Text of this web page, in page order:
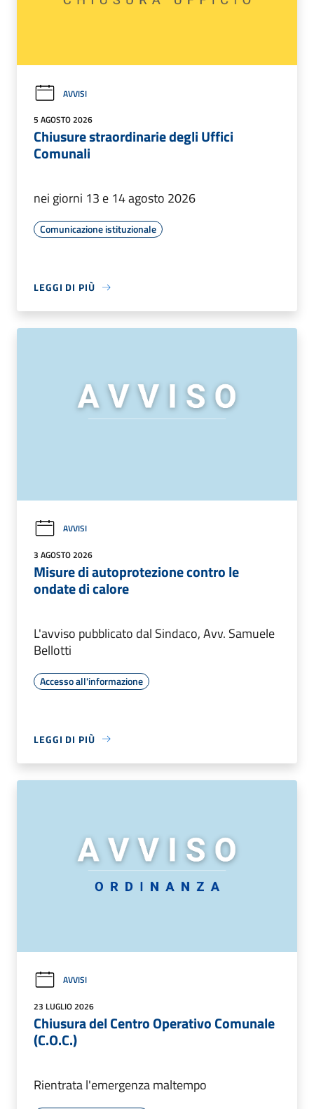
AVVISI
5 AGOSTO 2026
Chiusure straordinarie degli Uffici
Comunali
nei giorni 13 e 14 agosto 2026
Comunicazione istituzionale
LEGGI DI PIÙ
AVVISI
3 AGOSTO 2026
Misure di autoprotezione contro le
ondate di calore
L'avviso pubblicato dal Sindaco, Avv. Samuele
Bellotti
Accesso all'informazione
LEGGI DI PIÙ
AVVISI
23 LUGLIO 2026
Chiusura del Centro Operativo Comunale
(C.O.C.)
Rientrata l'emergenza maltempo